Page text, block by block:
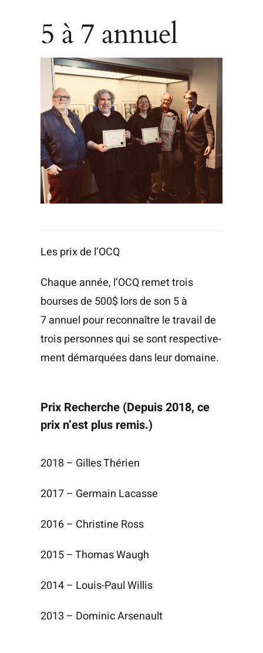
5 à 7 annuel
Les prix de l’OCQ
Chaque année, l’OCQ remet trois
bourses de 500$ lors de son 5 à
7 annuel pour recon­naître le tra­vail de
trois per­sonnes qui se sont res­pec­ti­ve­
ment démar­quées dans leur domaine.
Prix Recherche (Depuis 2018, ce
prix n’est plus remis.)
2018 – Gilles Thérien
2017 – Ger­main Lacasse
2016 – Chris­tine Ross
2015 – Tho­mas Waugh
2014 – Louis-Paul Willis
2013 – Domi­nic Arsenault